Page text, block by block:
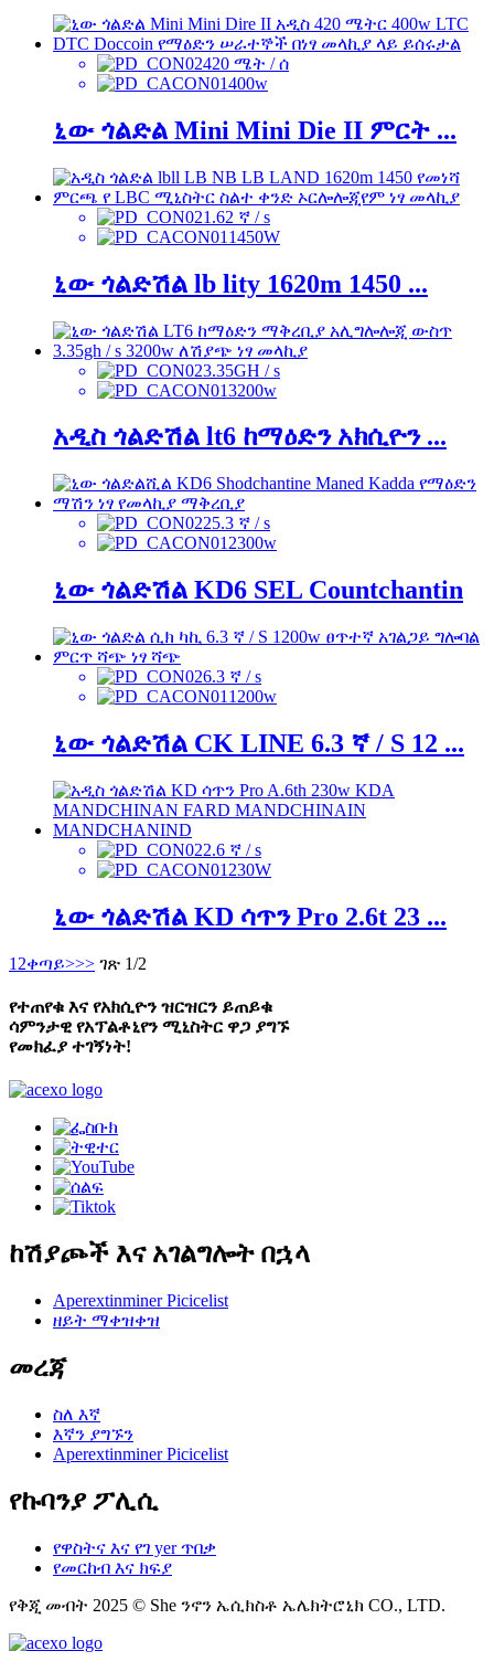
420 ሜት / ሰ
400w
ኒው ጎልድል Mini Mini Die II ምርት ...
1.62 ኛ / s
1450W
ኒው ጎልድሽል lb lity 1620m 1450 ...
3.35GH / s
3200w
አዲስ ጎልድሽል lt6 ከማዕድን አክሲዮን ...
25.3 ኛ / s
2300w
ኒው ጎልድሽል KD6 SEL Countchantin
6.3 ኛ / s
1200w
ኒው ጎልድሽል CK LINE 6.3 ኛ / S 12 ...
2.6 ኛ / s
230W
ኒው ጎልድሽል KD ሳጥን Pro 2.6t 23 ...
1 2ቀጣይ>>> ገጽ 1/2
የተጠየቁ እና የአክሲዮን ዝርዝርን ይጠይቁ
ሳምንታዊ የአፕልቶኒየን ሚኒስትር ዋጋ ያግኙ
የመክፈያ ተገኝነት!
ከሽያጮች እና አገልግሎት በኋላ
Aperextinminer Picicelist
ዘይት ማቀዝቀዝ
መረጃ
ስለ እኛ
እኛን ያግኙን
Aperextinminer Picicelist
የኩባንያ ፖሊሲ
የዋስትና እና የገ yer ጥበቃ
የመርከብ እና ክፍያ
የቅጂ መብት 2025 © She ንኖን ኤሲክስቶ ኤሌክትሮኒክ CO., LTD.